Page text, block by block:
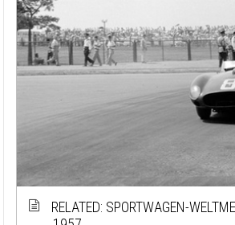
RELATED: SPORTWAGEN-